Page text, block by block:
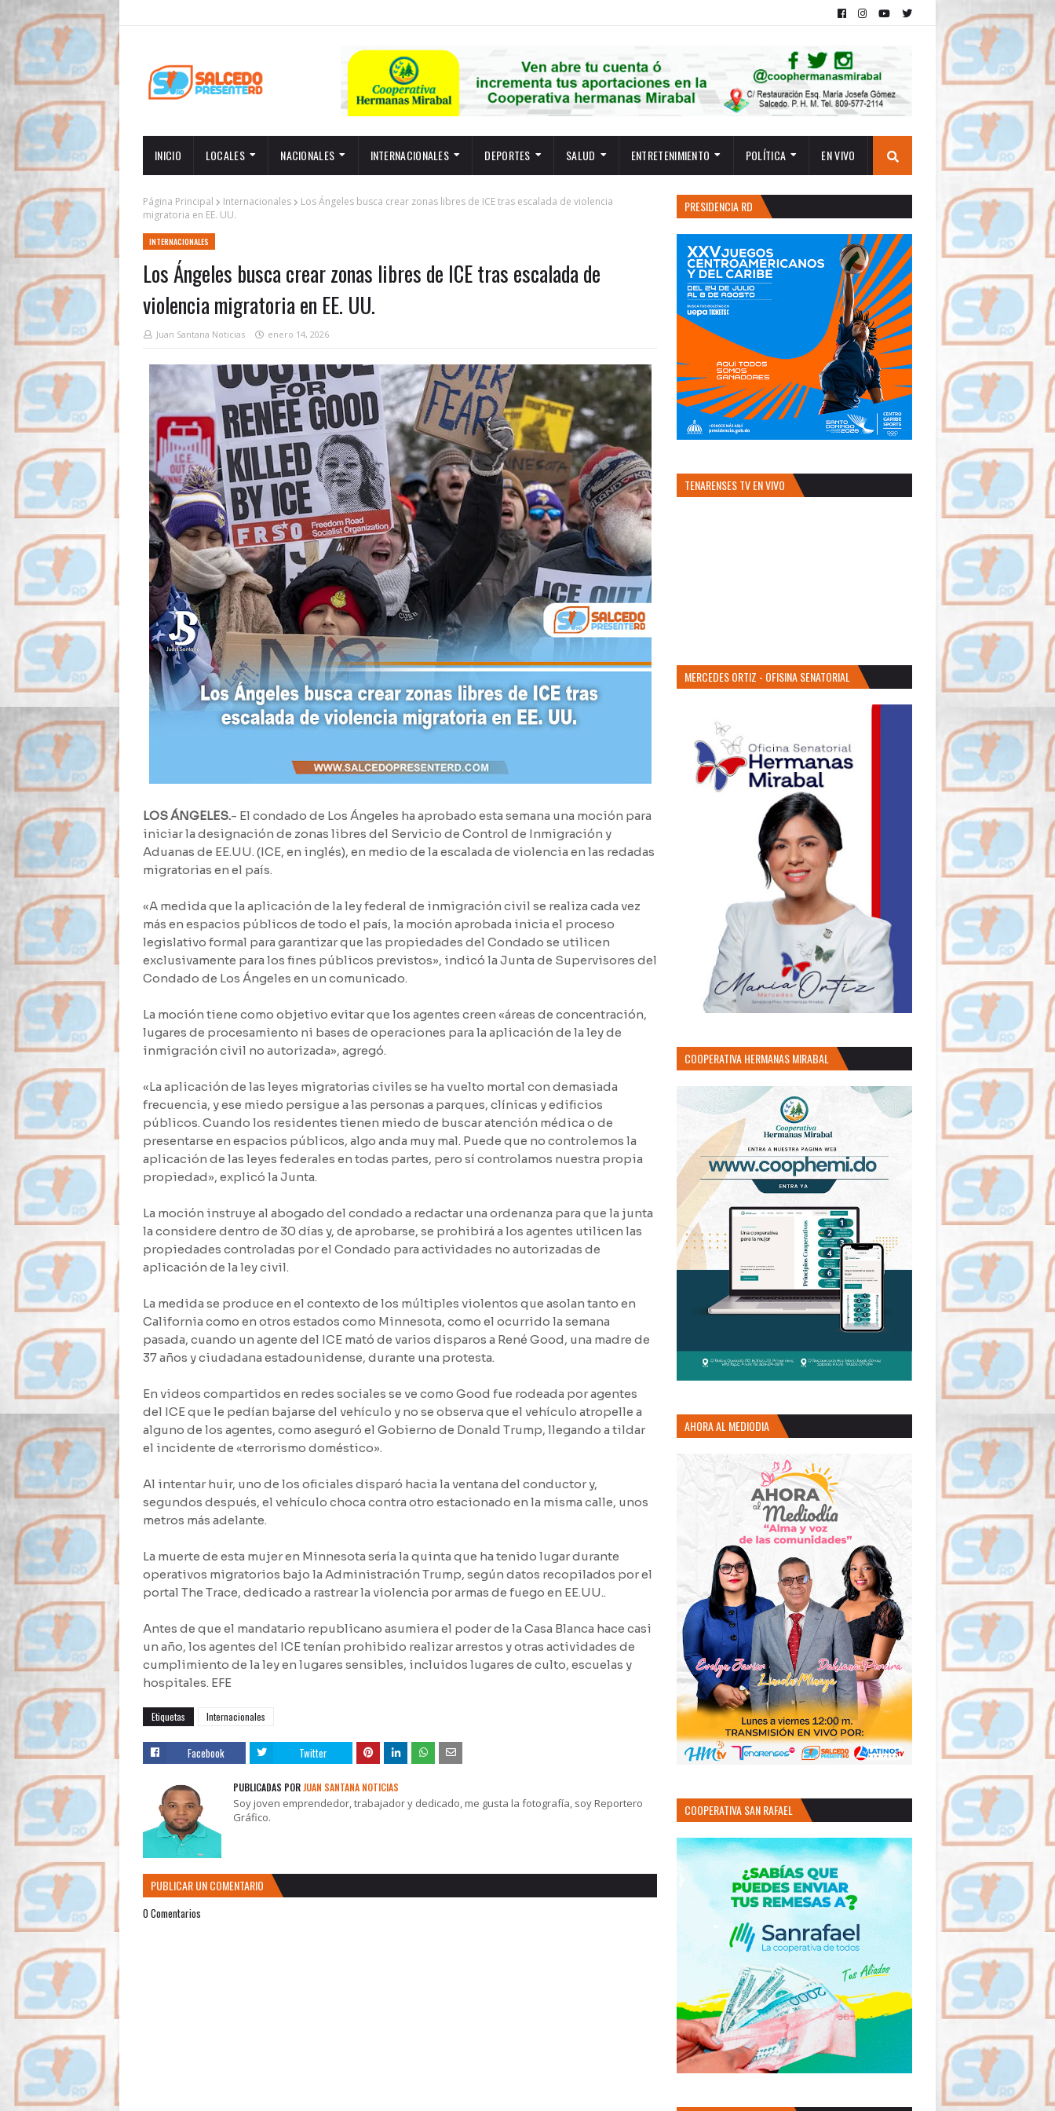
INICIO LOCALES NACIONALES INTERNACIONALES DEPORTES SALUD ENTRETENIMIENTO POLÍTICA EN VIVO
Página Principal Internacionales
Los Ángeles busca crear zonas libres de ICE tras escalada de violencia
migratoria en EE. UU.
INTERNACIONALES
Los Ángeles busca crear zonas libres de ICE tras escalada de
violencia migratoria en EE. UU.
Juan Santana Noticias enero 14, 2026
LOS ÁNGELES.- El condado de Los Ángeles ha aprobado esta semana una moción para
iniciar la designación de zonas libres del Servicio de Control de Inmigración y
Aduanas de EE.UU. (ICE, en inglés), en medio de la escalada de violencia en las redadas
migratorias en el país.
«A medida que la aplicación de la ley federal de inmigración civil se realiza cada vez
más en espacios públicos de todo el país, la moción aprobada inicia el proceso
legislativo formal para garantizar que las propiedades del Condado se utilicen
exclusivamente para los fines públicos previstos», indicó la Junta de Supervisores del
Condado de Los Ángeles en un comunicado.
La moción tiene como objetivo evitar que los agentes creen «áreas de concentración,
lugares de procesamiento ni bases de operaciones para la aplicación de la ley de
inmigración civil no autorizada», agregó.
«La aplicación de las leyes migratorias civiles se ha vuelto mortal con demasiada
frecuencia, y ese miedo persigue a las personas a parques, clínicas y edificios
públicos. Cuando los residentes tienen miedo de buscar atención médica o de
presentarse en espacios públicos, algo anda muy mal. Puede que no controlemos la
aplicación de las leyes federales en todas partes, pero sí controlamos nuestra propia
propiedad», explicó la Junta.
La moción instruye al abogado del condado a redactar una ordenanza para que la junta
la considere dentro de 30 días y, de aprobarse, se prohibirá a los agentes utilicen las
propiedades controladas por el Condado para actividades no autorizadas de
aplicación de la ley civil.
La medida se produce en el contexto de los múltiples violentos que asolan tanto en
California como en otros estados como Minnesota, como el ocurrido la semana
pasada, cuando un agente del ICE mató de varios disparos a René Good, una madre de
37 años y ciudadana estadounidense, durante una protesta.
En videos compartidos en redes sociales se ve como Good fue rodeada por agentes
del ICE que le pedían bajarse del vehículo y no se observa que el vehículo atropelle a
alguno de los agentes, como aseguró el Gobierno de Donald Trump, llegando a tildar
el incidente de «terrorismo doméstico».
Al intentar huir, uno de los oficiales disparó hacia la ventana del conductor y,
segundos después, el vehículo choca contra otro estacionado en la misma calle, unos
metros más adelante.
La muerte de esta mujer en Minnesota sería la quinta que ha tenido lugar durante
operativos migratorios bajo la Administración Trump, según datos recopilados por el
portal The Trace, dedicado a rastrear la violencia por armas de fuego en EE.UU..
Antes de que el mandatario republicano asumiera el poder de la Casa Blanca hace casi
un año, los agentes del ICE tenían prohibido realizar arrestos y otras actividades de
cumplimiento de la ley en lugares sensibles, incluidos lugares de culto, escuelas y
hospitales. EFE
Etiquetas Internacionales
Facebook Twitter
PUBLICADAS PORJUAN SANTANA NOTICIAS
Soy joven emprendedor, trabajador y dedicado, me gusta la fotografía, soy Reportero
Gráfico.
PUBLICAR UN COMENTARIO
0 Comentarios
PRESIDENCIA RD
TENARENSES TV EN VIVO
MERCEDES ORTIZ - OFISINA SENATORIAL
COOPERATIVA HERMANAS MIRABAL
AHORA AL MEDIODIA
COOPERATIVA SAN RAFAEL